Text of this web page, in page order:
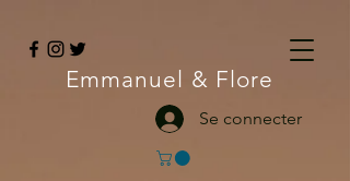
Emmanuel & Flore
Se connecter